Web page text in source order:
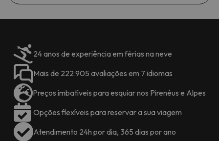
24 anos de experiência em férias na neve
Mais de 222.905 avaliações em 7 idiomas
Preços imbatíveis para esquiar nos Pirenéus e Alpes
Opções flexíveis para reservar a sua viagem
Atendimento 24h por dia, 365 dias por ano